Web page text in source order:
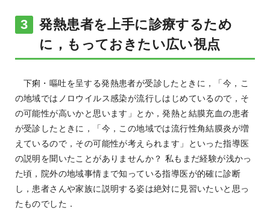
発熱患者を上手に診療するため
に，もっておきたい広い視点
下痢・嘔吐を呈する発熱患者が受診したときに，「今，こ
の地域ではノロウイルス感染が流行しはじめているので，そ
の可能性が高いかと思います」とか，発熱と結膜充血の患者
が受診したときに，「今，この地域では流行性角結膜炎が増
えているので，その可能性が考えられます」といった指導医
の説明を聞いたことがありませんか？ 私もまだ経験が浅かっ
た頃，院外の地域事情まで知っている指導医が的確に診断
し，患者さんや家族に説明する姿は絶対に見習いたいと思っ
たものでした．